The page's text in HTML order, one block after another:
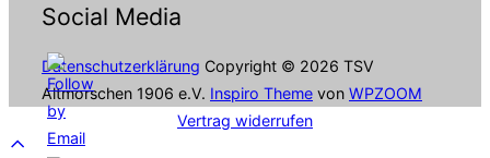
Social Media
Datenschutzerklärung Copyright © 2026 TSV
Altmorschen 1906 e.V. Inspiro Theme von WPZOOM
Vertrag widerrufen
Scroll